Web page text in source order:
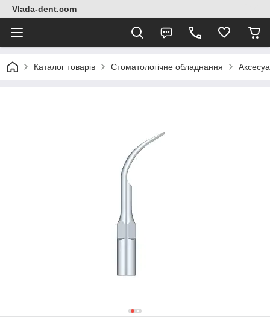
Vlada-dent.com
Каталог товарів Стоматологічне обладнання